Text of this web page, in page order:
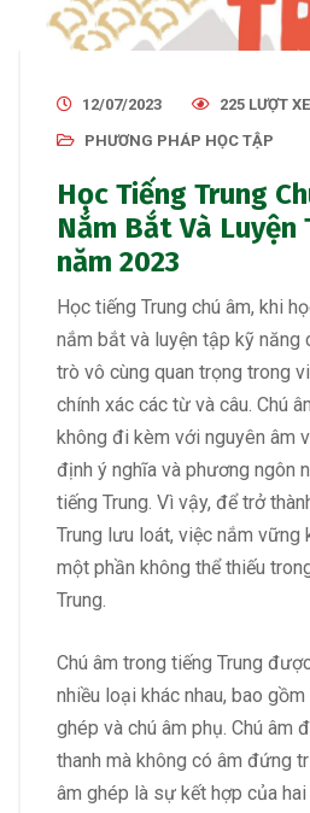
12/07/2023
225 LƯỢT
PHƯƠNG PHÁP HỌC TẬP
Học Tiếng Trung
Nắm Bắt Và Luyện
năm 2023
Học tiếng Trung chú âm, khi
nắm bắt và luyện tập kỹ năng
trò vô cùng quan trọng trong
chính xác các từ và câu. Chú
không đi kèm với nguyên âm
định ý nghĩa và phương ngôn
tiếng Trung. Vì vậy, để trở
Trung lưu loát, việc nắm vững
một phần không thể thiếu
Trung.
Chú âm trong tiếng Trung
nhiều loại khác nhau, bao
ghép và chú âm phụ. Chú âm
thanh mà không có âm đứng
âm ghép là sự kết hợp của hai